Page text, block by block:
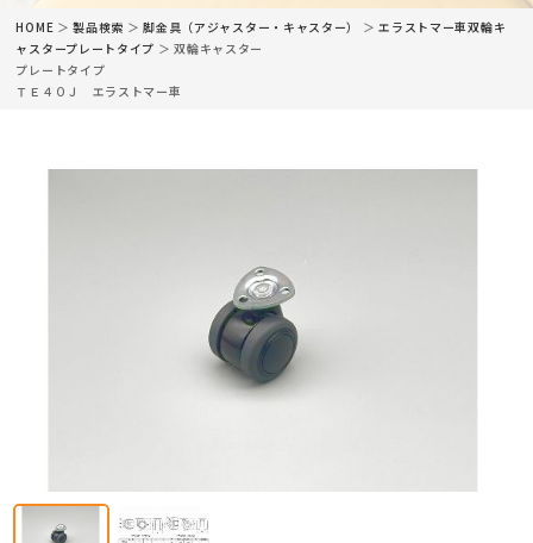
カタログ
HOME ＞製品検索 ＞脚金具（アジャスター・キャスター） ＞エラストマー車双輪キ
ャスタープレートタイプ ＞ 双輪キャスター
プレートタイプ
ＴＥ４０Ｊ エラストマー車